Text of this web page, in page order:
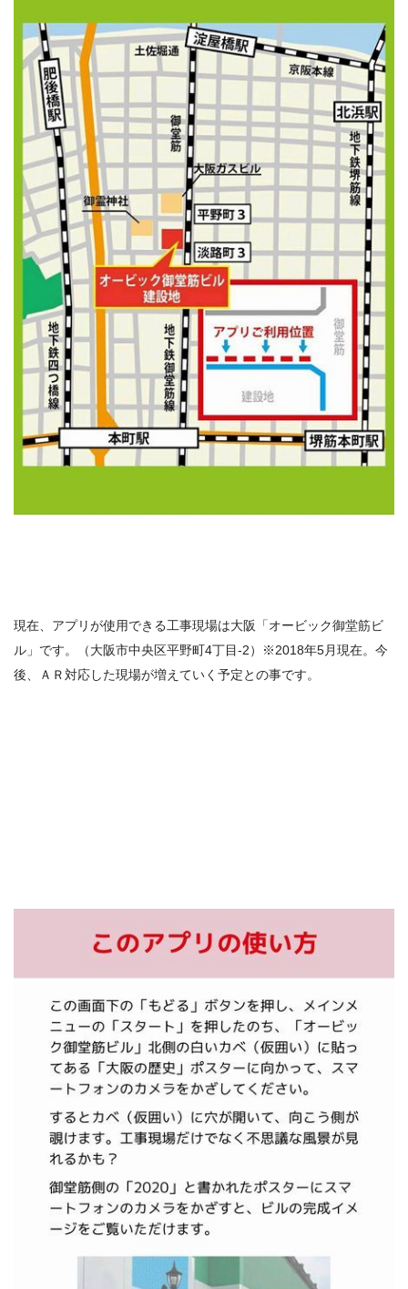
現在、アプリが使用できる工事現場は大阪「オービック御堂筋ビ
ル」です。（大阪市中央区平野町4丁目-2）※2018年5月現在。今
後、ＡＲ対応した現場が増えていく予定との事です。